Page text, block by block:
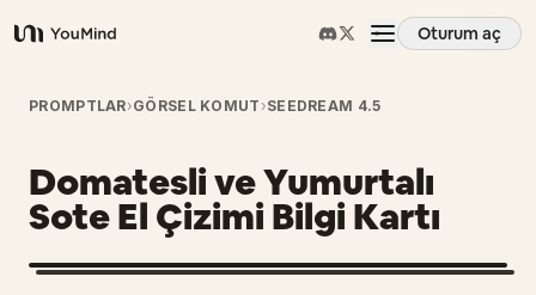
YouMind
Oturum aç
Genel Bakış
Kullanım Senaryoları
Beceriler
PROMPTLAR›GÖRSEL KOMUT ›SEEDREAM 4.5
Domatesli ve Yumurtalı
Sote El Çizimi Bilgi Kartı